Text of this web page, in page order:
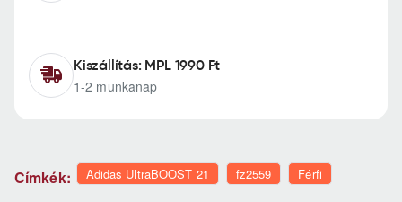
Kiszállítás: MPL 1990 Ft
1-2 munkanap
Címkék: Adidas UltraBOOST 21 fz2559 Férfi